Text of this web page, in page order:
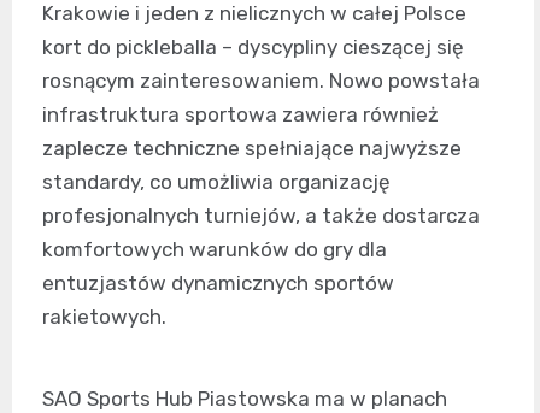
Krakowie i jeden z nielicznych w całej Polsce
kort do pickleballa – dyscypliny cieszącej się
rosnącym zainteresowaniem. Nowo powstała
infrastruktura sportowa zawiera również
zaplecze techniczne spełniające najwyższe
standardy, co umożliwia organizację
profesjonalnych turniejów, a także dostarcza
komfortowych warunków do gry dla
entuzjastów dynamicznych sportów
rakietowych.
SAO Sports Hub Piastowska ma w planach